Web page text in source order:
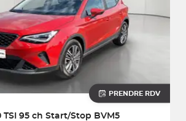
PRENDRE RDV
TSI 95 ch Start/Stop BVM5